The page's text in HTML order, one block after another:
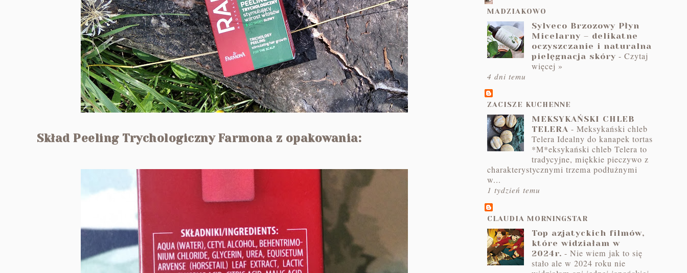
Skład Peeling Trychologiczny Farmona z opakowania:
MADZIAKOWO
Sylveco Brzozowy Płyn
Micelarny – delikatne
oczyszczanie i naturalna
pielęgnacja skóry - Czytaj
więcej »
4 dni temu
ZACISZE KUCHENNE
MEKSYKAŃSKI CHLEB
TELERA - Meksykański chleb
Telera Idealny do kanapek tortas
*M*eksykański chleb Telera to
tradycyjne, miękkie pieczywo z
charakterystycznymi trzema podłużnymi
w...
1 tydzień temu
CLAUDIA MORNINGSTAR
Top azjatyckich filmów,
które widziałam w
2024r. - Nie wiem jak to się
stało ale w 2024 roku nie